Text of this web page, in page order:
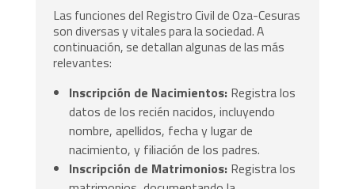
Las funciones del Registro Civil de Oza-Cesuras
son diversas y vitales para la sociedad. A
continuación, se detallan algunas de las más
relevantes:
Inscripción de Nacimientos: Registra los
datos de los recién nacidos, incluyendo
nombre, apellidos, fecha y lugar de
nacimiento, y filiación de los padres.
Inscripción de Matrimonios: Registra los